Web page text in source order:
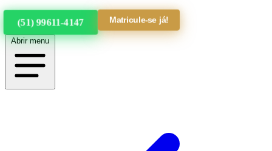
(51) 99611-4147 Matricule-se já!
Abrir menu